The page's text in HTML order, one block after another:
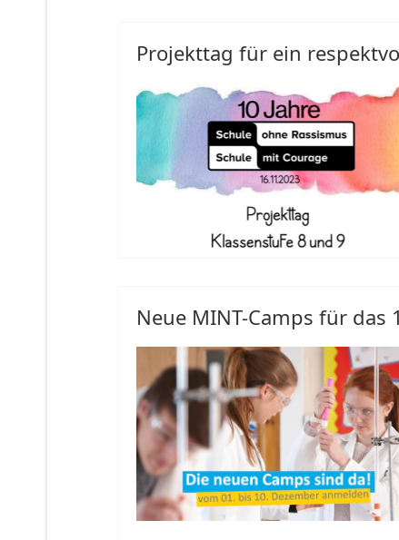
Projekttag für ein
Neue MINT-Camps für das